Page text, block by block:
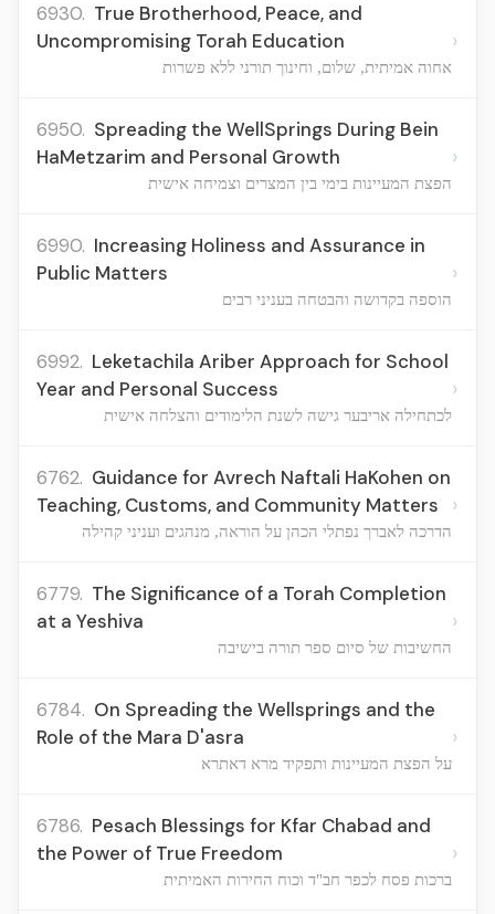
6930. True Brotherhood, Peace, and
Uncompromising Torah Education
אחוה אמיתית, שלום, וחינוך תורני ללא פשרות
›
6950. Spreading the WellSprings During Bein
HaMetzarim and Personal Growth
הפצת המעיינות בימי בין המצרים וצמיחה אישית
›
6990. Increasing Holiness and Assurance in
Public Matters
הוספה בקדושה והבטחה בעניני רבים
›
6992. Leketachila Ariber Approach for School
Year and Personal Success
לכתחילה אריבער גישה לשנת הלימודים והצלחה אישית
›
6762. Guidance for Avrech Naftali HaKohen on
Teaching, Customs, and Community Matters
הדרכה לאברך נפתלי הכהן על הוראה, מנהגים ועניני קהילה
›
6779. The Significance of a Torah Completion
at a Yeshiva
החשיבות של סיום ספר תורה בישיבה
›
6784. On Spreading the Wellsprings and the
Role of the Mara D'asra
על הפצת המעיינות ותפקיד מרא דאתרא
›
6786. Pesach Blessings for Kfar Chabad and
the Power of True Freedom
ברכות פסח לכפר חב"ד וכוח החירות האמיתית
›